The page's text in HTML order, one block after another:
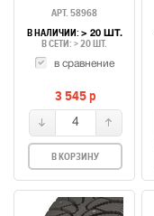
АРТ. 58968
В НАЛИЧИИ: > 20 ШТ.
В СЕТИ: > 20 ШТ.
в сравнение
3 545p
4
В КОРЗИНУ